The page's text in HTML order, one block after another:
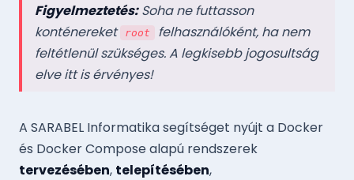
Figyelmeztetés:Soha ne futtasson
konténereket root
felhasználóként, ha nem
feltétlenül szükséges. A legkisebb jogosultság
elve itt is érvényes!
A SARABEL Informatika segítséget nyújt a Docker
és Docker Compose alapú rendszerek
tervezésében, telepítésében,